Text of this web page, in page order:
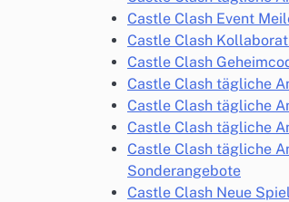
Castle Clash Event
Castle Clash
Castle Clash
Castle Clash tägliche
Castle Clash tägliche
Castle Clash tägliche
Castle Clash tägliche
Sonderangebote
Castle Clash Neue